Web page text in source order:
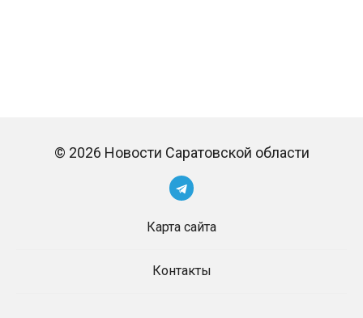
© 2026 Новости Саратовской области
Карта сайта
Контакты